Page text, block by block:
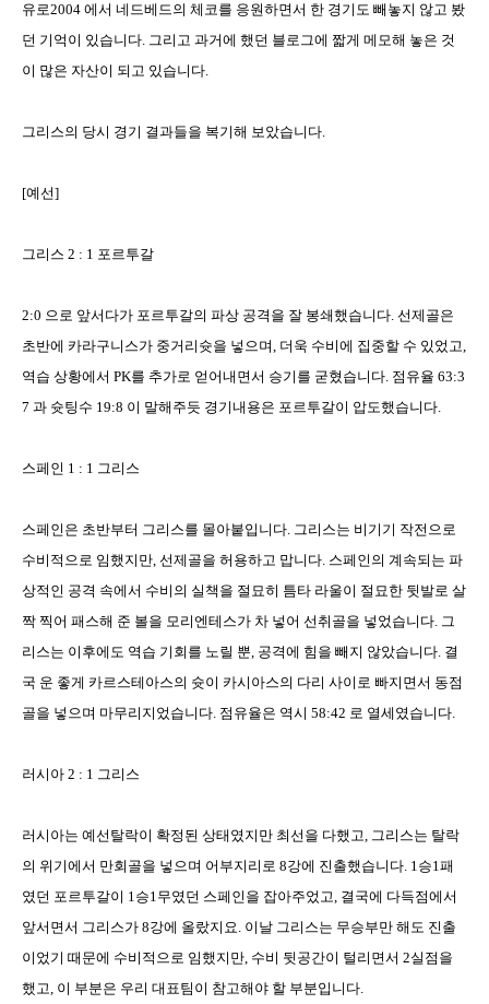
유로2004 에서 네드베드의 체코를 응원하면서 한 경기도 빼놓지 않고 봤
던 기억이 있습니다. 그리고 과거에 했던 블로그에 짧게 메모해 놓은 것
이 많은 자산이 되고 있습니다.
그리스의 당시 경기 결과들을 복기해 보았습니다.
[예선]
그리스 2 : 1 포르투갈
2:0 으로 앞서다가 포르투갈의 파상 공격을 잘 봉쇄했습니다. 선제골은
초반에 카라구니스가 중거리슛을 넣으며, 더욱 수비에 집중할 수 있었고,
역습 상황에서 PK를 추가로 얻어내면서 승기를 굳혔습니다. 점유율 63:3
7 과 슛팅수 19:8 이 말해주듯 경기내용은 포르투갈이 압도했습니다.
스페인 1 : 1 그리스
스페인은 초반부터 그리스를 몰아붙입니다. 그리스는 비기기 작전으로
수비적으로 임했지만, 선제골을 허용하고 맙니다. 스페인의 계속되는 파
상적인 공격 속에서 수비의 실책을 절묘히 틈타 라울이 절묘한 뒷발로 살
짝 찍어 패스해 준 볼을 모리엔테스가 차 넣어 선취골을 넣었습니다. 그
리스는 이후에도 역습 기회를 노릴 뿐, 공격에 힘을 빼지 않았습니다. 결
국 운 좋게 카르스테아스의 슛이 카시아스의 다리 사이로 빠지면서 동점
골을 넣으며 마무리지었습니다. 점유율은 역시 58:42 로 열세였습니다.
러시아 2 : 1 그리스
러시아는 예선탈락이 확정된 상태였지만 최선을 다했고, 그리스는 탈락
의 위기에서 만회골을 넣으며 어부지리로 8강에 진출했습니다. 1승1패
였던 포르투갈이 1승1무였던 스페인을 잡아주었고, 결국에 다득점에서
앞서면서 그리스가 8강에 올랐지요. 이날 그리스는 무승부만 해도 진출
이었기 때문에 수비적으로 임했지만, 수비 뒷공간이 털리면서 2실점을
했고, 이 부분은 우리 대표팀이 참고해야 할 부분입니다.